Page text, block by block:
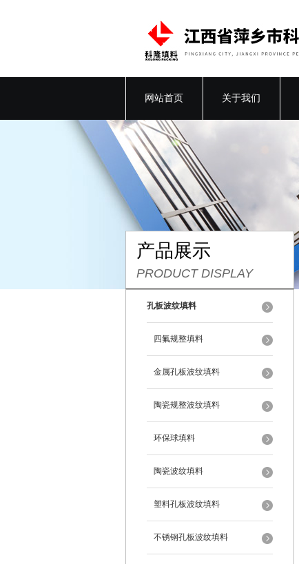
网站首页 关于我们
产品展示
PRODUCT DISPLAY
孔板波纹填料
四氟规整填料
金属孔板波纹填料
陶瓷规整波纹填料
环保球填料
陶瓷波纹填料
塑料孔板波纹填料
不锈钢孔板波纹填料